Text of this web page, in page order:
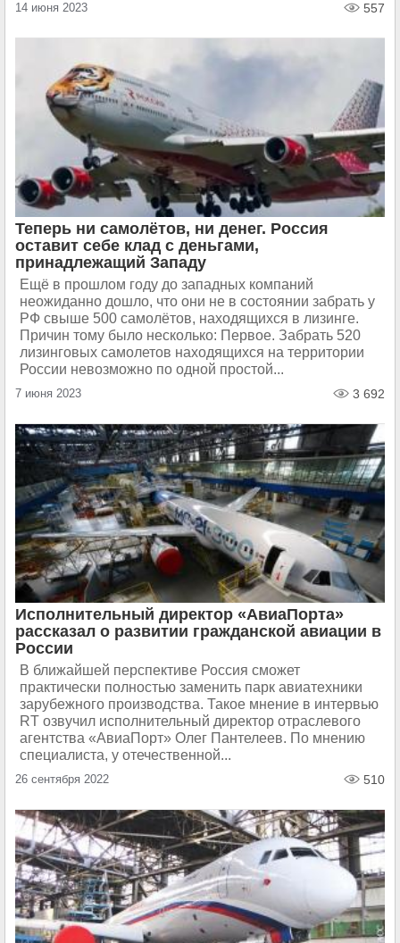
14 июня 2023 557
Теперь ни самолётов, ни денег. Россия
оставит себе клад с деньгами,
принадлежащий Западу
Ещё в прошлом году до западных компаний
неожиданно дошло, что они не в состоянии забрать у
РФ свыше 500 самолётов, находящихся в лизинге.
Причин тому было несколько: Первое. Забрать 520
лизинговых самолетов находящихся на территории
России невозможно по одной простой...
7 июня 2023 3 692
Исполнительный директор «АвиаПорта»
рассказал о развитии гражданской авиации в
России
В ближайшей перспективе Россия сможет
практически полностью заменить парк авиатехники
зарубежного производства. Такое мнение в интервью
RT озвучил исполнительный директор отраслевого
агентства «АвиаПорт» Олег Пантелеев. По мнению
специалиста, у отечественной...
26 сентября 2022 510